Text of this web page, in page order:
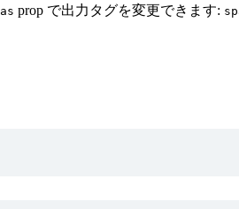
as prop で出力タグを変更できます: